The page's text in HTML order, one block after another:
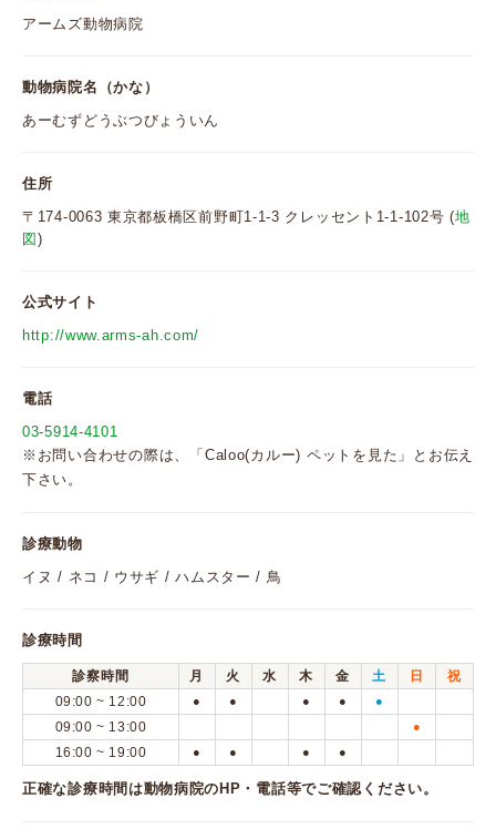
アームズ動物病院
動物病院名（かな）
あーむずどうぶつびょういん
住所
〒174-0063 東京都板橋区前野町1-1-3 クレッセント1-1-102号 (地
図 )
公式サイト
http://www.arms-ah.com/
電話
03-5914-4101
※お問い合わせの際は、「Caloo(カルー) ペットを見た」とお伝え
下さい。
診療動物
イヌ / ネコ / ウサギ / ハムスター / 鳥
診療時間
診察時間 月 火 水 木 金 土 日
祝
09:00 ~ 12:00
● ● ● ● ●
09:00 ~ 13:00 ●
16:00 ~ 19:00 ● ● ● ●
正確な診療時間は動物病院のHP・電話等でご確認ください。